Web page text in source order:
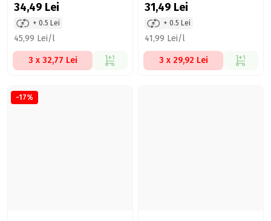
34,49 Lei
+ 0.5 Lei
45,99 Lei/l
3 x 32,77 Lei
31,49 Lei
+ 0.5 Lei
41,99 Lei/l
3 x 29,92 Lei
-17%